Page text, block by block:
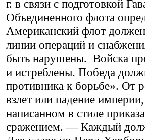
г. в связи с подготовкой
Объединенного флота
Американский флот
линии операций и
быть нарушены. Войска
и истреблены. Победа
противника к борьбе». От
взлет или падение
написанном в стиле
сражением. — Каждый